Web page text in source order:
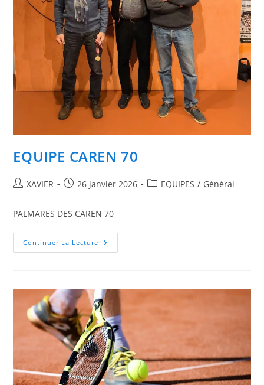
EQUIPE CAREN 70
Auteur/autrice
publication :
XAVIER
Publication
26 janvier 2026
PostEQUIPES / Général
PALMARES DES CAREN 70
Continuer La Lecture EQUIPE
CAREN